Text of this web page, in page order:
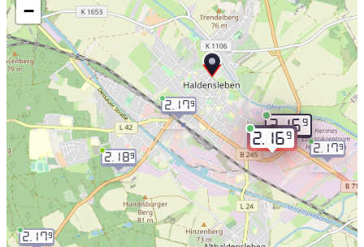
2.169
2.16 9
2.179
2.179
2.189
2.179
−